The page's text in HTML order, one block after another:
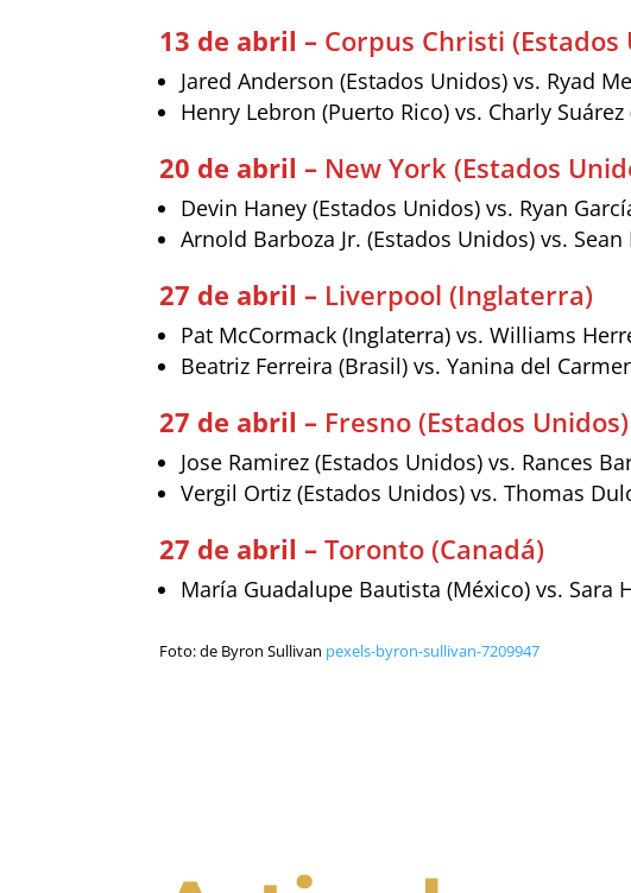
13 de abril – Corpus Christi (Estados
Jared Anderson (Estados Unidos) vs. Ryad
Henry Lebron (Puerto Rico) vs. Charly
20 de abril – New York (Estados
Devin Haney (Estados Unidos) vs. Ryan
Arnold Barboza Jr. (Estados Unidos) vs.
27 de abril – Liverpool (Inglaterra)
Pat McCormack (Inglaterra) vs. Williams
Beatriz Ferreira (Brasil) vs. Yanina del
27 de abril – Fresno (Estados Unidos)
Jose Ramirez (Estados Unidos) vs. Rances
Vergil Ortiz (Estados Unidos) vs. Thomas
27 de abril –Toronto (Canadá)
María Guadalupe Bautista (México) vs.
Foto: de Byron Sullivan pexels-byron-sullivan-7209947